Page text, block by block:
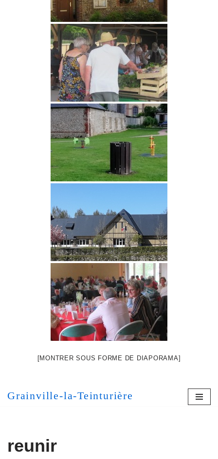
[MONTRER SOUS FORME DE DIAPORAMA]
Grainville-la-Teinturière
reunir